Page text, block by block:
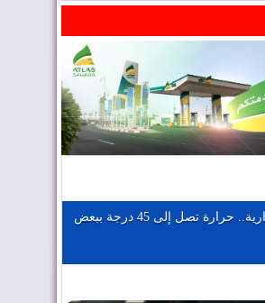
المغرب يعزز موقعه في صناعة الطيران
الجزائر تستسلم لفرنسا
نشرة إنذارية.. حرارة تصل إلى 45 درجة ببعض